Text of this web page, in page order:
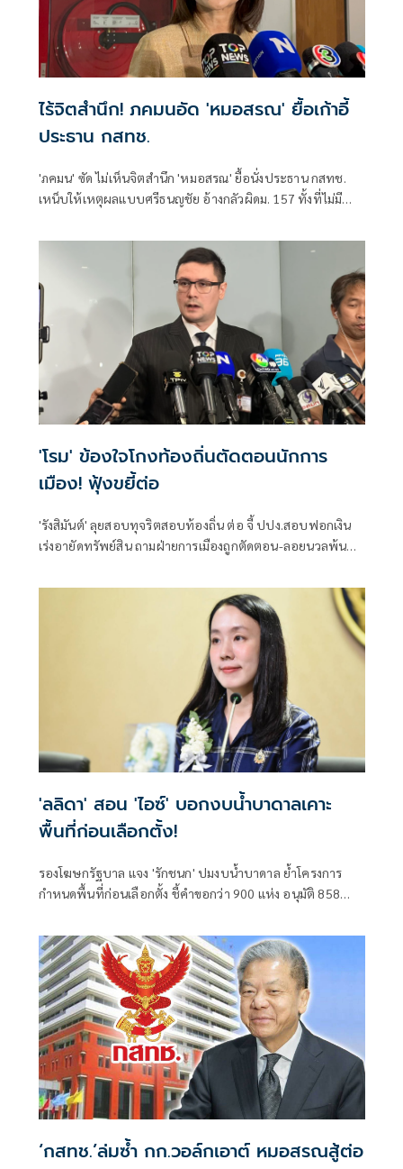
ไร้จิตสำนึก! ภคมนอัด 'หมอสรณ' ยื้อเก้าอี้
ประธาน กสทช.
'ภคมน' ซัด ไม่เห็นจิตสำนึก 'หมอสรณ' ยื้อนั่งประธาน กสทช.
เหน็บให้เหตุผลแบบศรีธนญชัย อ้างกลัวผิดม. 157 ทั้งที่ไม่มี
ตำแหน่งได้แล้ว
'โรม' ข้องใจโกงท้องถิ่นตัดตอนนักการ
เมือง! ฟุ้งขยี้ต่อ
'รังสิมันต์' ลุยสอบทุจริตสอบท้องถิ่น ต่อ จี้ ปปง.สอบฟอกเงิน
เร่งอายัดทรัพย์สิน ถามฝ่ายการเมืองถูกตัดตอน-ลอยนวลพ้นผิด
รัดกุมหรือไม่
'ลลิดา' สอน 'ไอซ์' บอกงบน้ำบาดาลเคาะ
พื้นที่ก่อนเลือกตั้ง!
รองโฆษกรัฐบาล แจง 'รักชนก' ปมงบน้ำบาดาล ย้ำโครงการ
กำหนดพื้นที่ก่อนเลือกตั้ง ชี้คำขอกว่า 900 แห่ง อนุมัติ 858
‘กสทช.’ล่มซํ้า กก.วอล์กเอาต์ หมอสรณสู้ต่อ